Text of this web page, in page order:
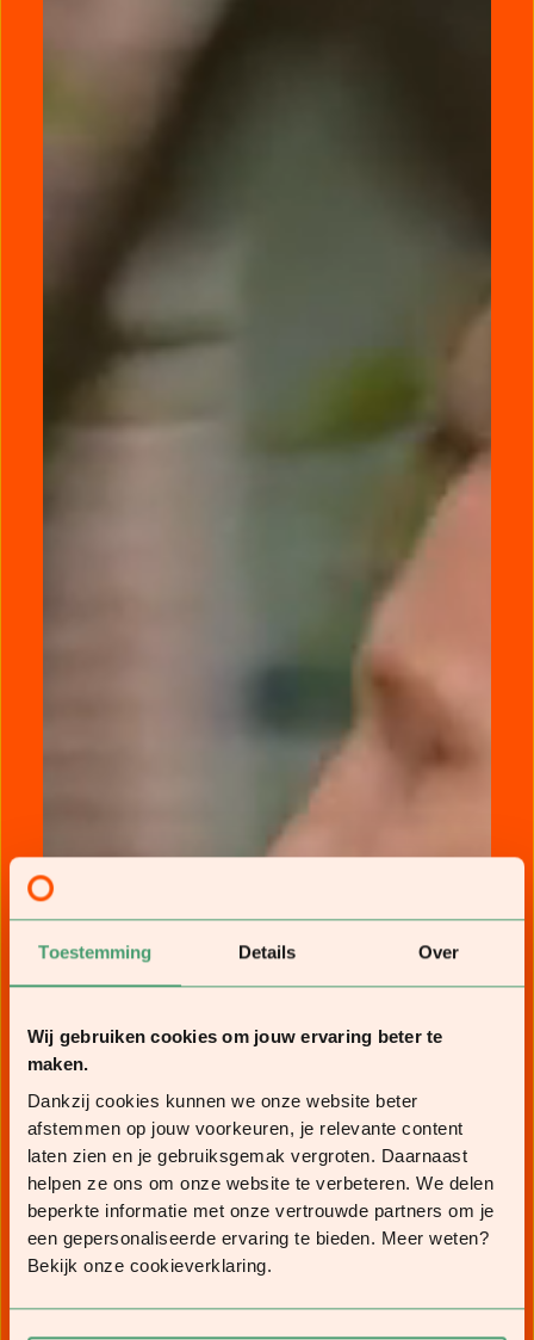
Toestemming Details Over
Wij gebruiken cookies om jouw ervaring beter te
maken.
Dankzij cookies kunnen we onze website beter
afstemmen op jouw voorkeuren, je relevante content
laten zien en je gebruiksgemak vergroten. Daarnaast
helpen ze ons om onze website te verbeteren. We delen
beperkte informatie met onze vertrouwde partners om je
een gepersonaliseerde ervaring te bieden. Meer weten?
Bekijk onze cookieverklaring.